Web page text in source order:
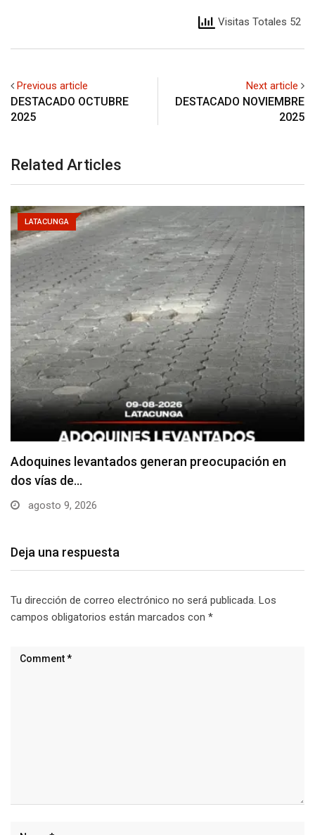
Visitas Totales 52
Previous article
DESTACADO OCTUBRE
2025
Next article
DESTACADO NOVIEMBRE
2025
Related Articles
LATACUNGA
Adoquines levantados generan preocupación en
dos vías de…
agosto 9, 2026
Deja una respuesta
Tu dirección de correo electrónico no será publicada. Los
campos obligatorios están marcados con *